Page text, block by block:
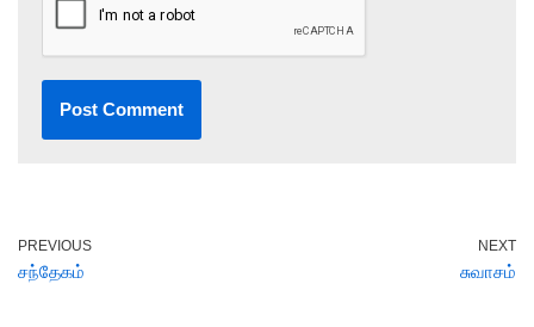
PREVIOUS
சந்தேகம்
NEXT
சுவாசம்